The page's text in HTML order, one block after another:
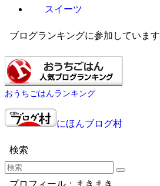
スイーツ
ブログランキングに参加しています
おうちごはんランキング
にほんブログ村
検索
プロフィール：まきまき